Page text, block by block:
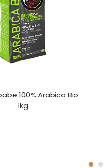
100% Arabica Bio
1kg